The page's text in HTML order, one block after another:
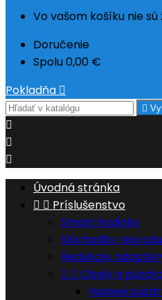
Vo vašom košíku nie
Doručenie
Spolu0,00 €
Pokladňa 




Úvodná stránka
  Príslušenstvo
Smart hodinky
Slúchadla,
Redukcie,
  Obaly a
Huawei